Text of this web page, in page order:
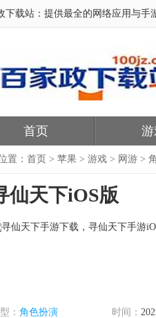
下载站：提供最全的网络应用与手
首页 游
置： 首页 > 苹果 > 游戏 > 网游 >
仙天下iOS版
： 角色扮演 时间：